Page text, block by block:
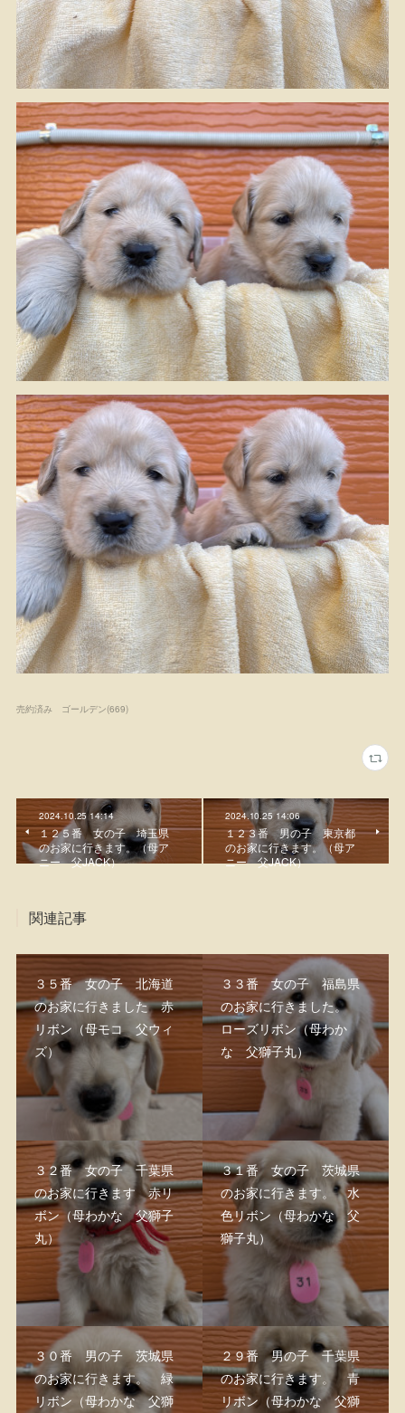
売約済み ゴールデン(669)
2024.10.25 14:14
１２５番 女の子 埼玉県
のお家に行きます。（母ア
ニー 父JACK）
2024.10.25 14:06
１２３番 男の子 東京都
のお家に行きます。（母ア
ニー 父JACK）
関連記事
３５番 女の子 北海道
のお家に行きました 赤
リボン（母モコ 父ウィ
ズ）
３３番 女の子 福島県
のお家に行きました。
ローズリボン（母わか
な 父獅子丸）
３２番 女の子 千葉県
のお家に行きます 赤リ
ボン（母わかな 父獅子
丸）
３１番 女の子 茨城県
のお家に行きます。 水
色リボン（母わかな 父
獅子丸）
３０番 男の子 茨城県
のお家に行きます。 緑
リボン（母わかな 父獅
２９番 男の子 千葉県
のお家に行きます。 青
リボン（母わかな 父獅